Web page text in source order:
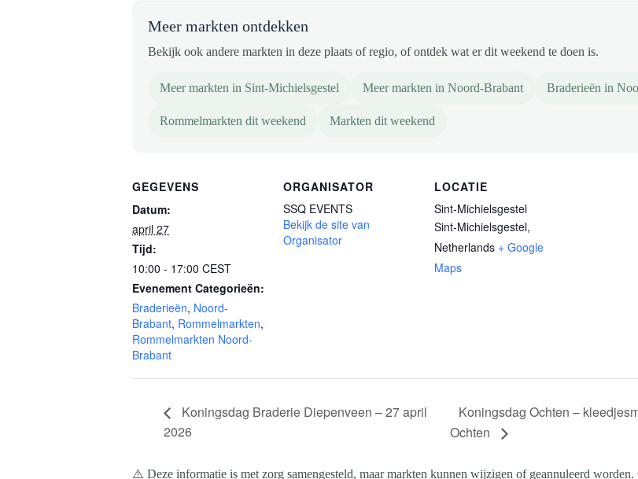
Meer markten ontdekken
Bekijk ook andere markten in deze plaats of regio, of ontdek wat er dit weekend te doen is.
Meer markten in Sint-Michielsgestel Meer markten in Noord-Brabant Braderieën in
Rommelmarkten dit weekend Markten dit weekend
GEGEVENS
Datum:
april 27
Tijd:
10:00 - 17:00 CEST
Evenement Categorieën:
Braderieën, Noord-
Brabant, Rommelmarkten,
Rommelmarkten Noord-
Brabant
ORGANISATOR
SSQ EVENTS
Bekijk de site van
Organisator
LOCATIE
Sint-Michielsgestel
Sint-Michielsgestel,
Netherlands + Google
Maps
Koningsdag Braderie Diepenveen – 27 april
2026
Koningsdag Ochten –
Ochten
⚠️ Deze informatie is met zorg samengesteld, maar markten kunnen wijzigen of geannuleerd